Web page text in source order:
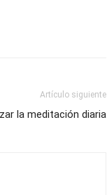
Artículo siguiente
la meditación diaria